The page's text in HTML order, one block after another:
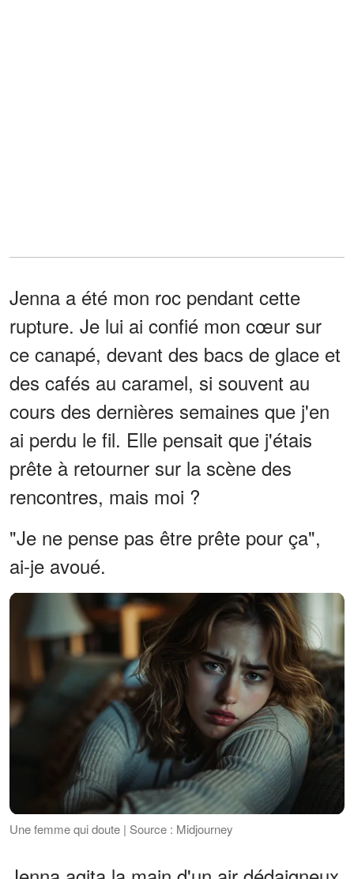
Jenna a été mon roc pendant cette
rupture. Je lui ai confié mon cœur sur
ce canapé, devant des bacs de glace et
des cafés au caramel, si souvent au
cours des dernières semaines que j'en
ai perdu le fil. Elle pensait que j'étais
prête à retourner sur la scène des
rencontres, mais moi ?
"Je ne pense pas être prête pour ça",
ai-je avoué.
Une femme qui doute | Source : Midjourney